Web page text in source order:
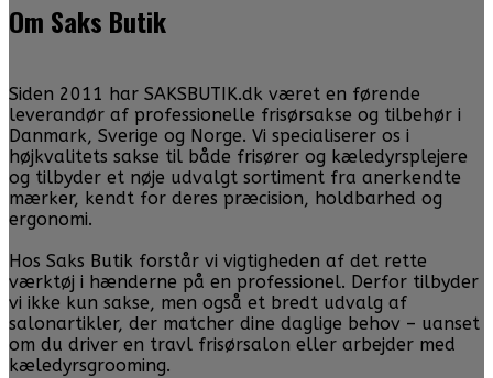
Om Saks Butik
Siden 2011 har SAKSBUTIK.dk været en førende
leverandør af professionelle frisørsakse og tilbehør i
Danmark, Sverige og Norge. Vi specialiserer os i
højkvalitets sakse til både frisører og kæledyrsplejere
og tilbyder et nøje udvalgt sortiment fra anerkendte
mærker, kendt for deres præcision, holdbarhed og
ergonomi.
Hos Saks Butik forstår vi vigtigheden af det rette
værktøj i hænderne på en professionel. Derfor tilbyder
vi ikke kun sakse, men også et bredt udvalg af
salonartikler, der matcher dine daglige behov – uanset
om du driver en travl frisørsalon eller arbejder med
kæledyrsgrooming.